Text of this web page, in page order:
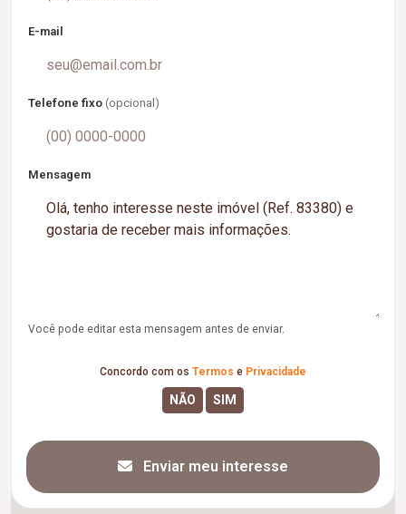
E-mail
Telefone fixo (opcional)
Mensagem
Você pode editar esta mensagem antes de enviar.
Concordo com os Termos e Privacidade
Enviar meu interesse